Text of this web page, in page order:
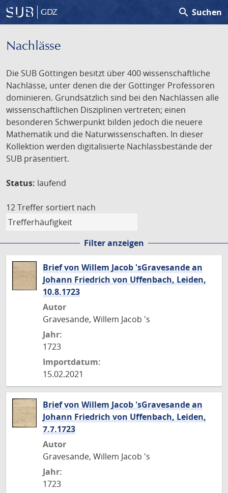
GDZ search Suchen
Nachlässe
Die SUB Göttingen besitzt über 400 wissenschaftliche
Nachlässe, unter denen die der Göttinger Professoren
dominieren. Grundsätzlich sind bei den Nachlässen alle
wissenschaftlichen Disziplinen vertreten; einen
besonderen Schwerpunkt bilden jedoch die neuere
Mathematik und die Naturwissenschaften. In dieser
Kollektion werden digitalisierte Nachlassbestände der
SUB präsentiert.
Status: laufend
12 Treffer sortiert nach
Filter anzeigen
Brief von Willem Jacob 'sGravesande an
Johann Friedrich von Uffenbach, Leiden,
10.8.1723
Autor
Gravesande, Willem Jacob 's
Jahr:
1723
Importdatum:
15.02.2021
Brief von Willem Jacob 'sGravesande an
Johann Friedrich von Uffenbach, Leiden,
7.7.1723
Autor
Gravesande, Willem Jacob 's
Jahr:
1723